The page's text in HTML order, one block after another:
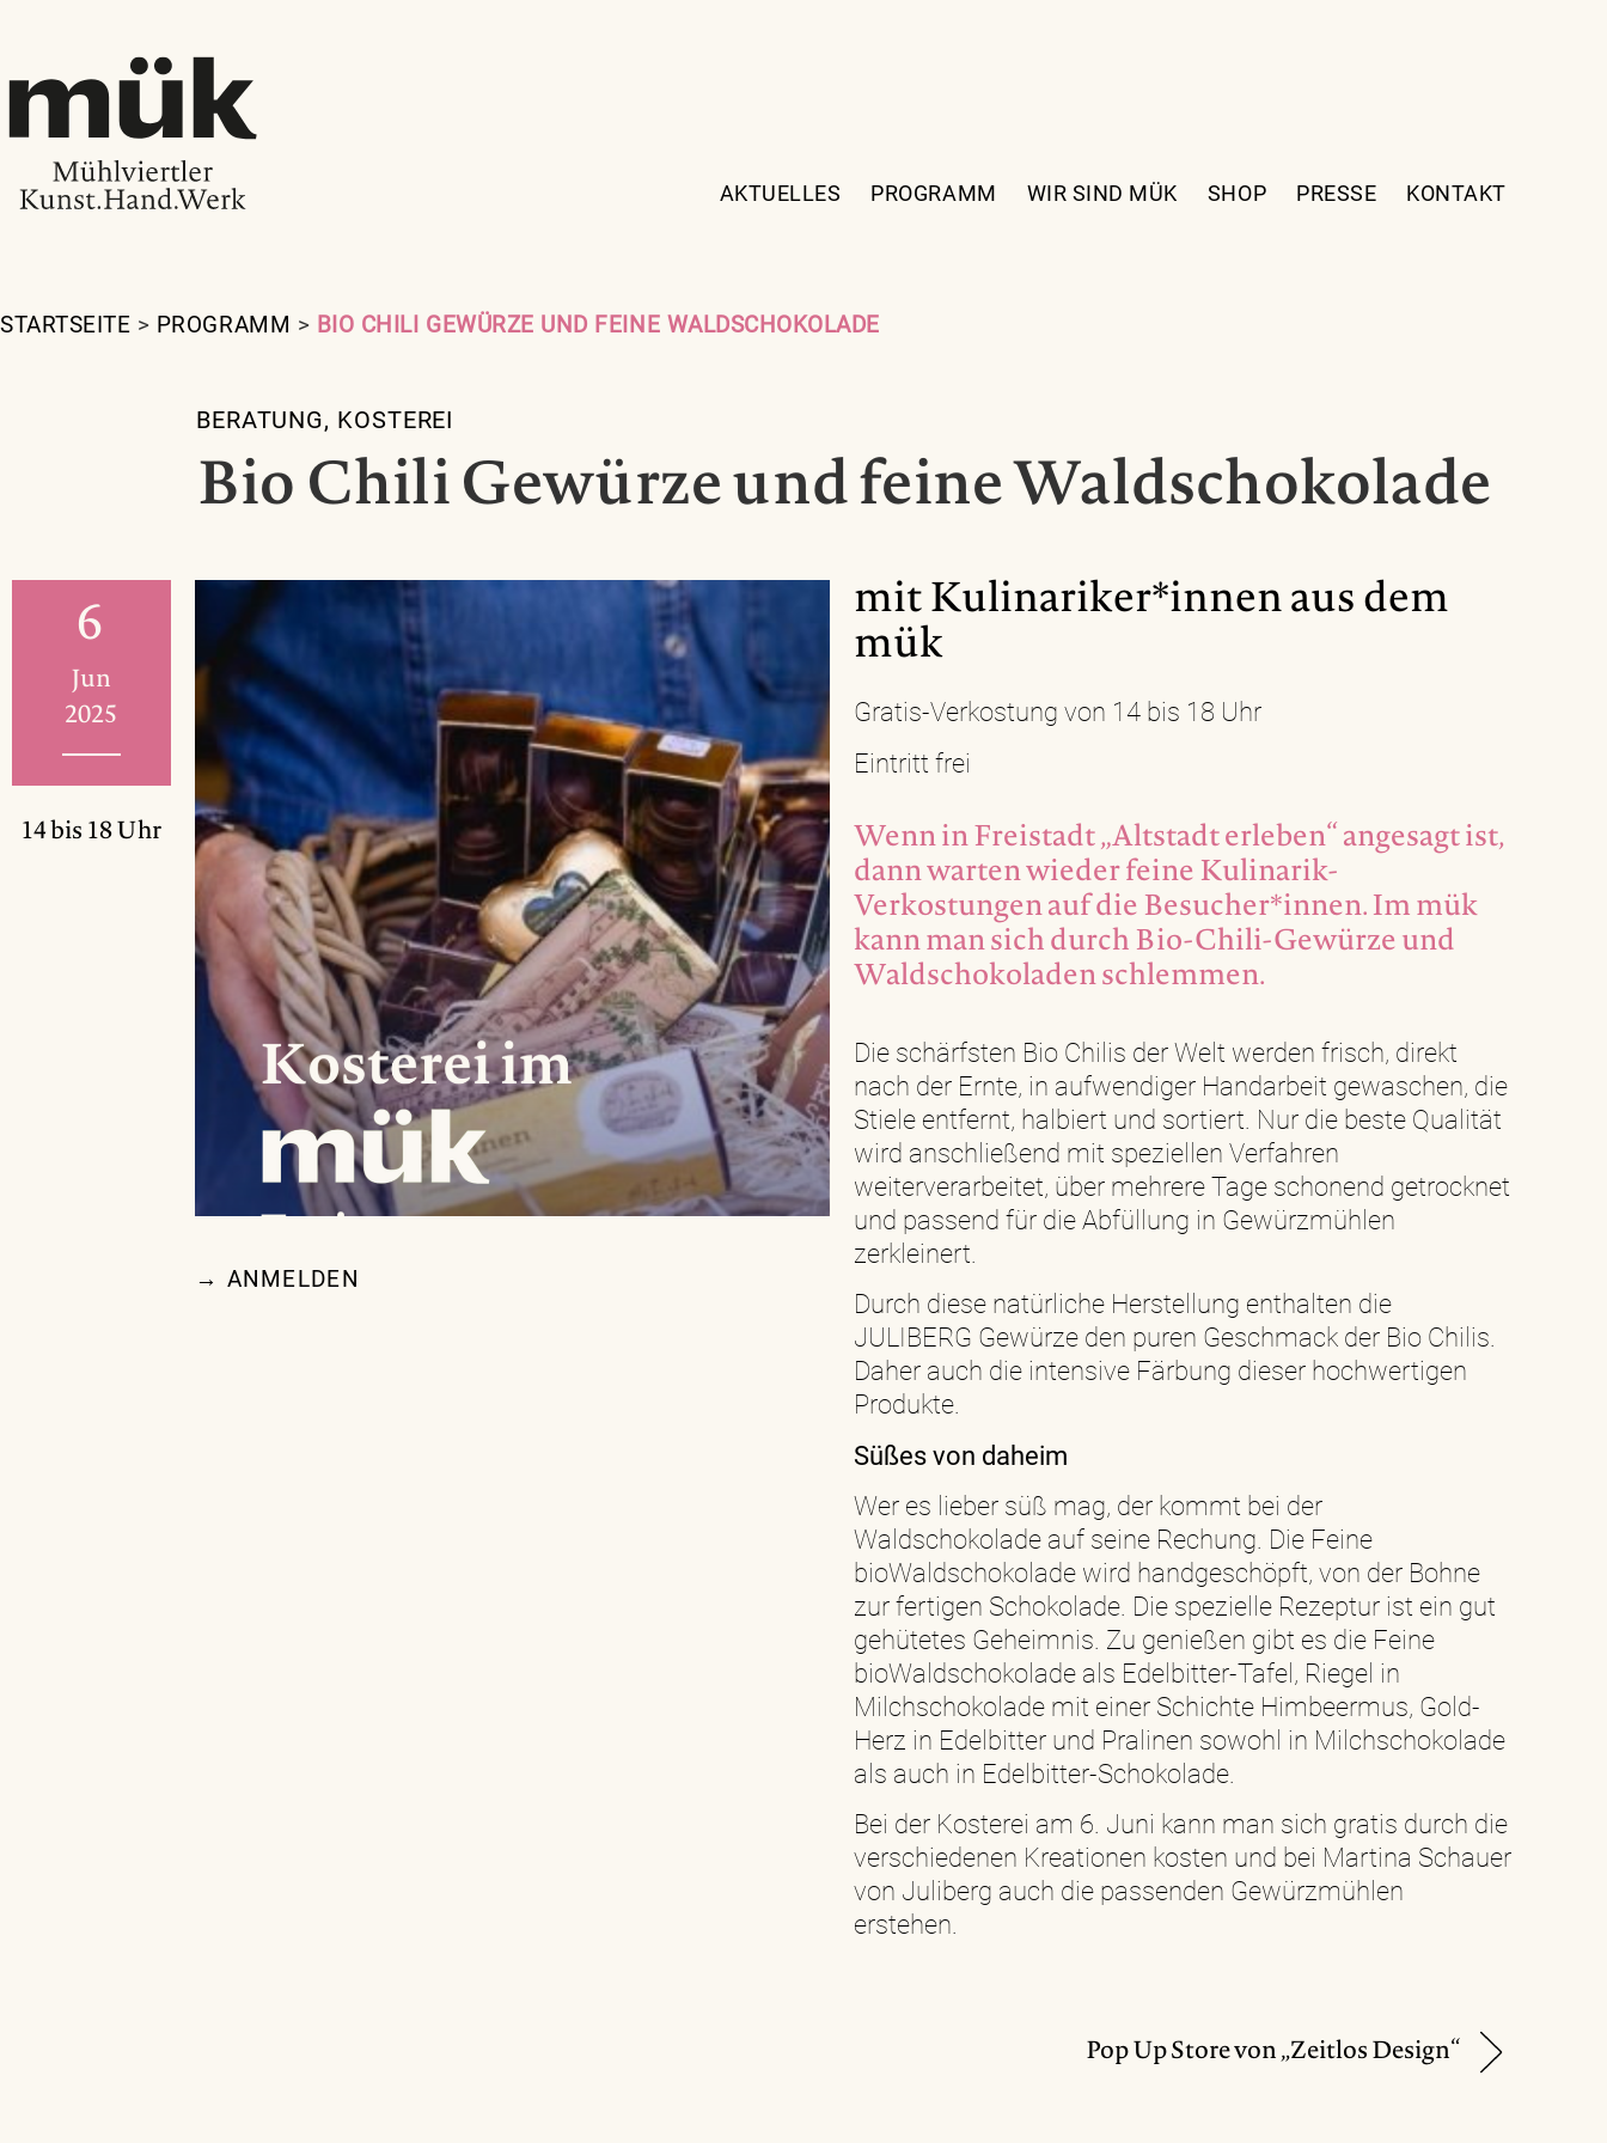
AKTUELLES PROGRAMM WIR SIND MÜK SHOP PRESSE KONTAKT
STARTSEITE > PROGRAMM > BIO CHILI GEWÜRZE UND FEINE WALDSCHOKOLADE
BERATUNG, KOSTEREI
Bio Chili Gewürze und feine Waldschokolade
6
Jun
2025
14 bis 18 Uhr
→ ANMELDEN
mit Kulinariker*innen aus dem
mük
Gratis-Verkostung von 14 bis 18 Uhr
Eintritt frei
Wenn in Freistadt „Altstadt erleben“ angesagt ist,
dann warten wieder feine Kulinarik-
Verkostungen auf die Besucher*innen. Im mük
kann man sich durch Bio-Chili-Gewürze und
Waldschokoladen schlemmen.
Die schärfsten Bio Chilis der Welt werden frisch, direkt
nach der Ernte, in aufwendiger Handarbeit gewaschen, die
Stiele entfernt, halbiert und sortiert. Nur die beste Qualität
wird anschließend mit speziellen Verfahren
weiterverarbeitet, über mehrere Tage schonend getrocknet
und passend für die Abfüllung in Gewürzmühlen
zerkleinert.
Durch diese natürliche Herstellung enthalten die
JULIBERG Gewürze den puren Geschmack der Bio Chilis.
Daher auch die intensive Färbung dieser hochwertigen
Produkte.
Süßes von daheim
Wer es lieber süß mag, der kommt bei der
Waldschokolade auf seine Rechung. Die Feine
bioWaldschokolade wird handgeschöpft, von der Bohne
zur fertigen Schokolade. Die spezielle Rezeptur ist ein gut
gehütetes Geheimnis. Zu genießen gibt es die Feine
bioWaldschokolade als Edelbitter-Tafel, Riegel in
Milchschokolade mit einer Schichte Himbeermus, Gold-
Herz in Edelbitter und Pralinen sowohl in Milchschokolade
als auch in Edelbitter-Schokolade.
Bei der Kosterei am 6. Juni kann man sich gratis durch die
verschiedenen Kreationen kosten und bei Martina Schauer
von Juliberg auch die passenden Gewürzmühlen
erstehen.
Pop Up Store von „Zeitlos Design“